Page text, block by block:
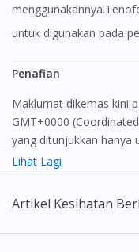
untuk digunakan pada
Penafian
Maklumat dikemas kini pada: Wed Jul 01 2026 09:25:42
GMT+0000
yang ditunjukkan hanya
mungkin tidak seperti
maklumat sahaja, bagi
bukan bertujuan
Lihat Lagi
Artikel Kesihatan